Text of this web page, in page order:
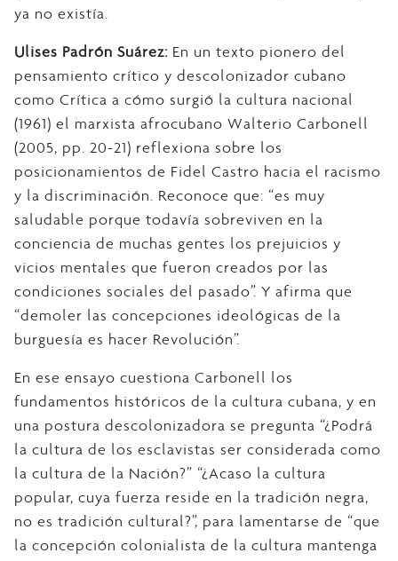
ya no existía.
Ulises Padrón Suárez: En un texto pionero del
pensamiento crítico y descolonizador cubano
como Crítica a cómo surgió la cultura nacional
(1961) el marxista afrocubano Walterio Carbonell
(2005, pp. 20-21) reflexiona sobre los
posicionamientos de Fidel Castro hacia el racismo
y la discriminación. Reconoce que: “es muy
saludable porque todavía sobreviven en la
conciencia de muchas gentes los prejuicios y
vicios mentales que fueron creados por las
condiciones sociales del pasado”. Y afirma que
“demoler las concepciones ideológicas de la
burguesía es hacer Revolución”.
En ese ensayo cuestiona Carbonell los
fundamentos históricos de la cultura cubana, y en
una postura descolonizadora se pregunta “¿Podrá
la cultura de los esclavistas ser considerada como
la cultura de la Nación?” “¿Acaso la cultura
popular, cuya fuerza reside en la tradición negra,
no es tradición cultural?”, para lamentarse de “que
la concepción colonialista de la cultura mantenga